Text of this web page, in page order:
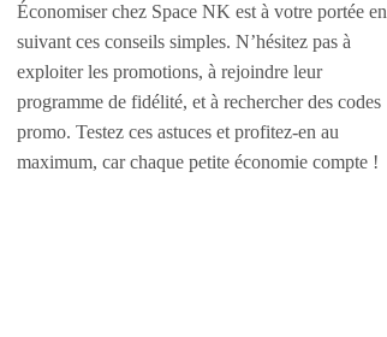
Économiser chez Space NK est à votre portée en
suivant ces conseils simples. N’hésitez pas à
exploiter les promotions, à rejoindre leur
programme de fidélité, et à rechercher des codes
promo. Testez ces astuces et profitez-en au
maximum, car chaque petite économie compte !